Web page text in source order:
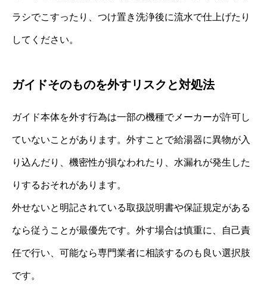
ラシでこすったり、つけ置き洗浄後に流水で仕上げたり
してください。
ガイドそのものを外すリスクと対処法
ガイド本体を外す行為は一部の機種でメーカーが許可し
ていないことがあります。外すことで給湯器に異物が入
り込んだり、機密性が損なわれたり、水漏れが発生した
りするおそれがあります。
外せないと明記されている取扱説明書や保証規定がある
なら従うことが最優先です。外す場合は慎重に、自己責
任で行い、可能なら専門業者に相談するのも良い選択肢
です。